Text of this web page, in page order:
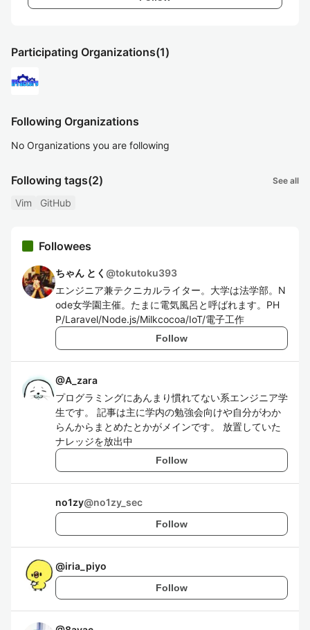
Participating Organizations(1)
Following Organizations
No Organizations you are following
Following tags(2) See all
Vim GitHub
Followees
ちゃん とく @tokutoku393
エンジニア兼テクニカルライター。大学は法学部。N
ode女学園主催。たまに電気風呂と呼ばれます。PH
P/Laravel/Node.js/Milkcocoa/IoT/電子工作
Follow
@A_zara
プログラミングにあんまり慣れてない系エンジニア学
生です。 記事は主に学内の勉強会向けや自分がわか
らんからまとめたとかがメインです。 放置していた
ナレッジを放出中
Follow
no1zy@no1zy_sec
Follow
@iria_piyo
Follow